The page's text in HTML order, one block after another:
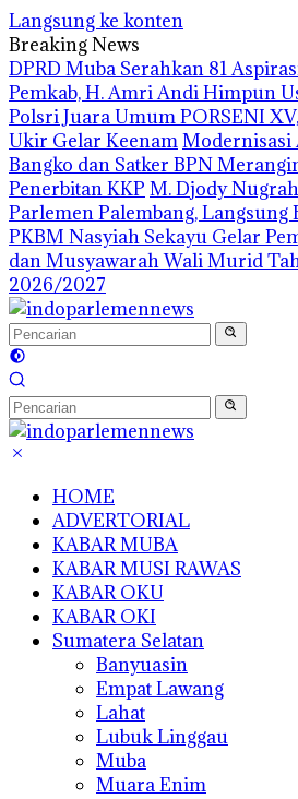
Langsung ke konten
Breaking News
DPRD Muba Serahkan 81
Pemkab, H. Amri Andi Himpun
Polsri Juara Umum PORSENI
Ukir Gelar KeenamModernisasi
Bangko dan Satker BPN
Penerbitan KKP M. Djody
Parlemen Palembang, Langsung
PKBM Nasyiah Sekayu Gelar
dan Musyawarah Wali Murid
2026/2027
HOME
ADVERTORIAL
KABAR MUBA
KABAR MUSI RAWAS
KABAR OKU
KABAR OKI
Sumatera Selatan
Banyuasin
Empat Lawang
Lahat
Lubuk Linggau
Muba
Muara Enim